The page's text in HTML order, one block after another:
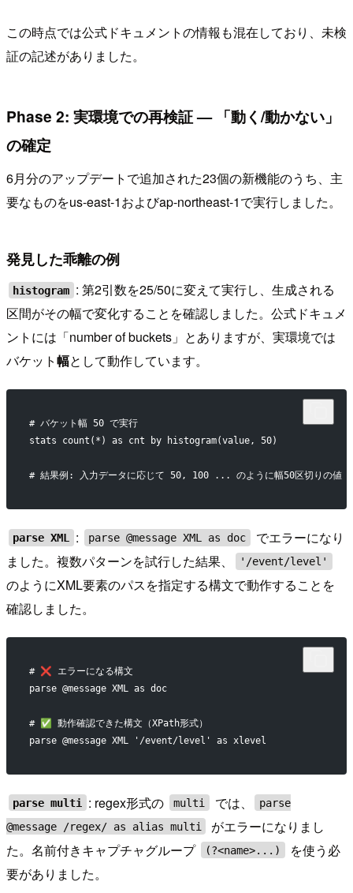
この時点では公式ドキュメントの情報も混在しており、未検
証の記述がありました。
Phase 2: 実環境での再検証 — 「動く/動かない」
の確定
6月分のアップデートで追加された23個の新機能のうち、主
要なものをus-east-1およびap-northeast-1で実行しました。
発見した乖離の例
histogram : 第2引数を25/50に変えて実行し、生成される
区間がその幅で変化することを確認しました。公式ドキュメ
ントには「number of buckets」とありますが、実環境では
バケット幅として動作しています。
# バケット幅 50 で実行
stats count(*) as cnt by histogram(value, 50)
# 結果例: 入力データに応じて 50, 100 ... のように幅50区切りの値（
parse XML : parse @message XML as doc
でエラーになり
ました。複数パターンを試行した結果、
'/event/level'
のようにXML要素のパスを指定する構文で動作することを
確認しました。
# ❌ エラーになる構文
parse @message XML as doc
# ✅ 動作確認できた構文（XPath形式）
parse @message XML '/event/level' as xlevel
parse multi : regex形式の multi では、
parse
@message /regex/ as alias multi
がエラーになりまし
た。名前付きキャプチャグループ
(?<name>...)
を使う必
要がありました。